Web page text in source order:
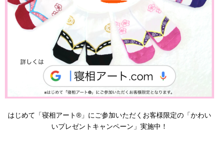
はじめて「寝相アート®︎」にご参加いただくお客様限定の「かわい
いプレゼントキャンペーン」実施中！